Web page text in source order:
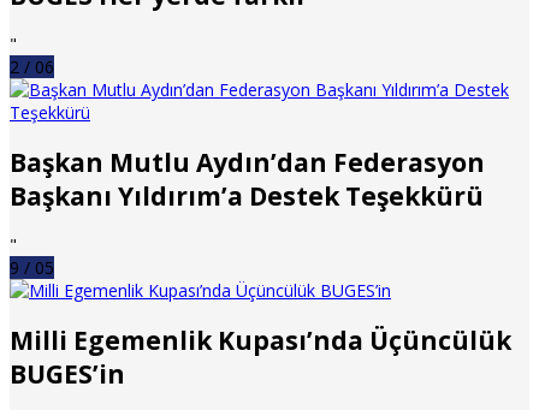
"
2 / 06
Başkan Mutlu Aydın’dan Federasyon
Başkanı Yıldırım’a Destek Teşekkürü
"
9 / 05
Milli Egemenlik Kupası’nda Üçüncülük
BUGES’in